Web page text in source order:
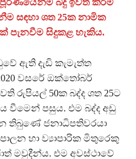
සඳහා ශත 25ක නාමික
පැනවීම සිදුකළ හැකිය.
ඇති දැඩි කැමැත්ත
වසරේ ඔක්තෝබර්
රුපියල් 50ක බද්ද ශත 25ට
වීමෙන් පසුය. එම බද්ද අඩු
තිබුණේ ජනාධිපතිවරයා
හා ව්‍යාපාරික මිතුරෙකු
මවුදීන්ය. එම අවස්ථාවේ